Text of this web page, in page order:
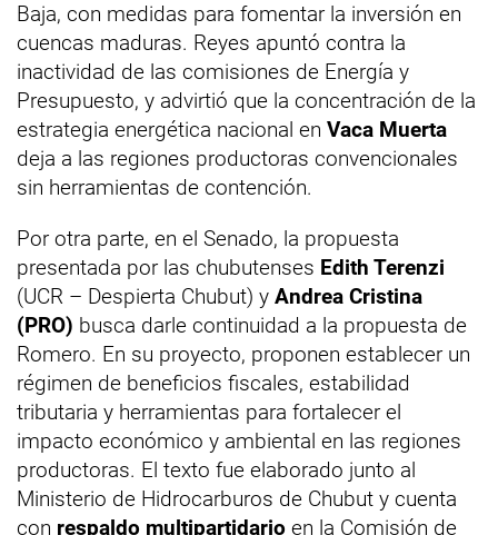
Baja, con medidas para fomentar la inversión en
cuencas maduras. Reyes apuntó contra la
inactividad de las comisiones de Energía y
Presupuesto, y advirtió que la concentración de la
estrategia energética nacional en Vaca Muerta
deja a las regiones productoras convencionales
sin herramientas de contención.
Por otra parte, en el Senado, la propuesta
presentada por las chubutenses Edith Terenzi
(UCR – Despierta Chubut) y Andrea Cristina
(PRO) busca darle continuidad a la propuesta de
Romero. En su proyecto, proponen establecer un
régimen de beneficios fiscales, estabilidad
tributaria y herramientas para fortalecer el
impacto económico y ambiental en las regiones
productoras. El texto fue elaborado junto al
Ministerio de Hidrocarburos de Chubut y cuenta
con respaldo multipartidario en la Comisión de